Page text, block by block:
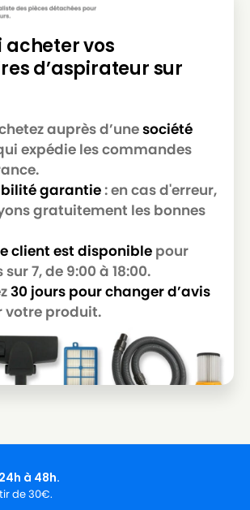
acheter vos
d’aspirateur sur
auprès d’unesociété
expédie les commandes
garantie: en cas d'erreur,
gratuitement les bonnes
client est disponible pour
7, de 9:00 à 18:00.
30 jours pour changer d’avis
votre produit.
à 48h.
de 30€.